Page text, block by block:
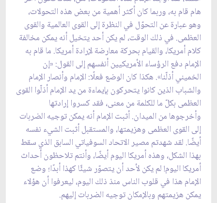
هام قام به، وربما كان أكثر أهمية من بعض هذه التحولات،
وهو عبارة عن التحوّل في النظرة إلى القوى العالمية والقوى
العظمى. في ذلك الوقت، لم يكن أحد يتخيل أنه يمكن مخالفة
كلام أمريكا، والقيام بحركة معارضة لإرادة أمريكا. ما قام به
الإمام دفع الرؤساء الأمريكيين أنفسهم إلى القول: «إن
الخميني أذلّنا». هكذا كان الوضع فعلًا: الإمام وأنصار الإمام
والشباب الذين كانوا يتحركون بإيماءة من يد الإمام أذلّوا القوى
العظمى بكلّ ما للكلمة من معنى، فقد كسروا إرادتها
وأخرجوها من الميدان. أثبت الإمام أنه يمكن توجيه الضربات
إلى القوى العظمى وهزيمتها، والمستقبل أثبت الشيء نفسه
أيضًا. لقد شهدتم مصير الاتحاد السوفياتي السابق الذي سقط
بهذا الشكل، وهذه أمريكا اليوم أيضًا، وأنتم تلاحظون أحداث
أمريكا اليوم! لم يكن لأحد أن يتصوّر شيئًا كهذا أبدًا؛ وضع
الإمام هذا في قلوب الناس منذ ذلك اليوم، ليعرفوا أن هؤلاء
يمكن هزيمتهم وبالإمكان توجيه الضربات إليهم.